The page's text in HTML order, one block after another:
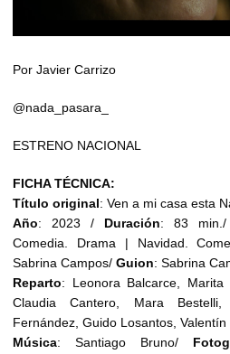
Por Javier Carrizo
@nada_pasara_
ESTRENO NACIONAL
FICHA TÉCNICA:
Título original: Ven a mi casa esta
Año: 2023 / Duración: 83 min./
Comedia. Drama | Navidad.
Sabrina Campos/ Guion: Sabrina
Reparto: Leonora Balcarce, Marita
Claudia Cantero, Mara
Fernández, Guido Losantos, Valentín
Música: Santiago Bruno/